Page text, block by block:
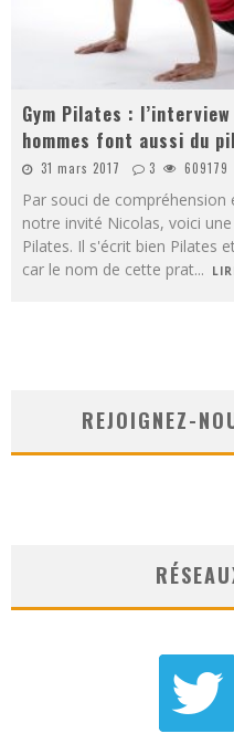
Gym Pilates :
hommes font aussi du
31 mars 2017 3 609179
Par souci de
notre invité Nicolas, voici
Pilates. Il s'écrit bien Pilates
car le nom de cette prat...
REJOIGNEZ-